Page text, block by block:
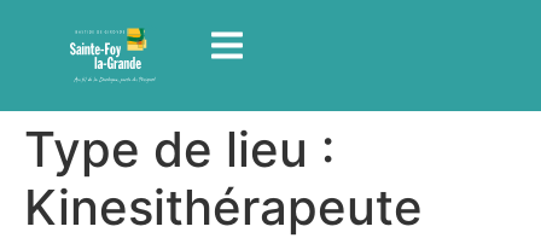
principal
Type de lieu :
Kinesithérapeute